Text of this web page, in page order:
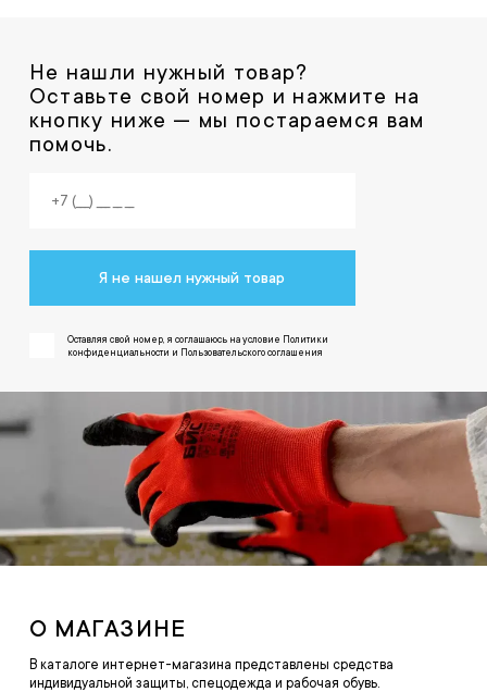
Не нашли нужный товар?
Оставьте свой номер и нажмите на
кнопку ниже — мы постараемся вам
помочь.
Я не нашел нужный товар
Оставляя свой номер, я соглашаюсь на условие Политики
конфиденциальности и Пользовательского соглашения
О МАГАЗИНЕ
В каталоге интернет-магазина представлены средства
индивидуальной защиты, спецодежда и рабочая обувь.